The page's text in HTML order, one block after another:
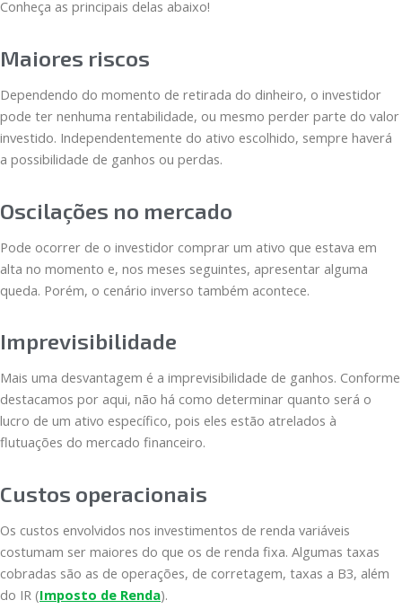
Conheça as principais delas abaixo!
Maiores riscos
Dependendo do momento de retirada do dinheiro, o investidor
pode ter nenhuma rentabilidade, ou mesmo perder parte do valor
investido. Independentemente do ativo escolhido, sempre haverá
a possibilidade de ganhos ou perdas.
Oscilações no mercado
Pode ocorrer de o investidor comprar um ativo que estava em
alta no momento e, nos meses seguintes, apresentar alguma
queda. Porém, o cenário inverso também acontece.
Imprevisibilidade
Mais uma desvantagem é a imprevisibilidade de ganhos. Conforme
destacamos por aqui, não há como determinar quanto será o
lucro de um ativo específico, pois eles estão atrelados à
flutuações do mercado financeiro.
Custos operacionais
Os custos envolvidos nos investimentos de renda variáveis
costumam ser maiores do que os de renda fixa. Algumas taxas
cobradas são as de operações, de corretagem, taxas a B3, além
do IR (Imposto de Renda).